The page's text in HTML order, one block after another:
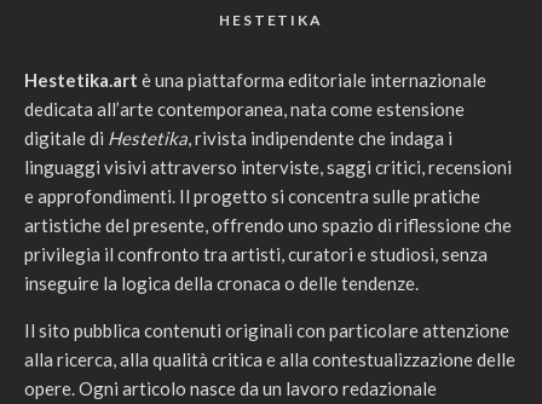
HESTETIKA
Hestetika.art è una piattaforma editoriale internazionale
dedicata all’arte contemporanea, nata come estensione
digitale di Hestetika , rivista indipendente che indaga i
linguaggi visivi attraverso interviste, saggi critici, recensioni
e approfondimenti. Il progetto si concentra sulle pratiche
artistiche del presente, offrendo uno spazio di riflessione che
privilegia il confronto tra artisti, curatori e studiosi, senza
inseguire la logica della cronaca o delle tendenze.
Il sito pubblica contenuti originali con particolare attenzione
alla ricerca, alla qualità critica e alla contestualizzazione delle
opere. Ogni articolo nasce da un lavoro redazionale